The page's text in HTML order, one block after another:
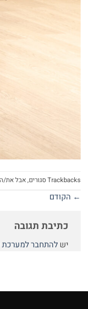
Trackbacks סגורים, אבל את/ה יכול/ה
← הקודם
כתיבת תגובה
יש להתחבר למערכת